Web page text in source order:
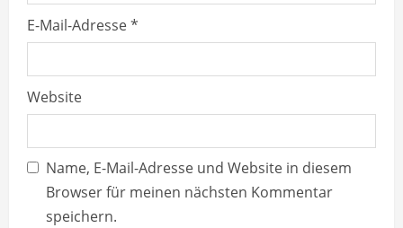
E-Mail-Adresse*
Website
Name, E-Mail-Adresse und Website in diesem
Browser für meinen nächsten Kommentar
speichern.